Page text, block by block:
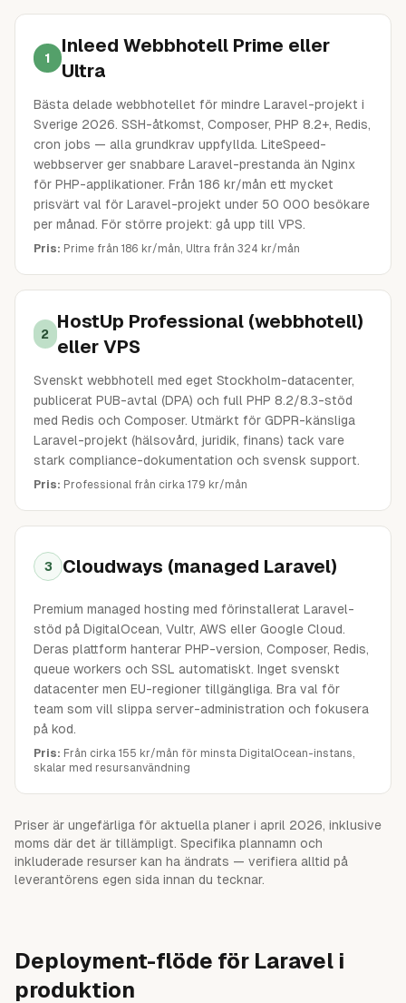
1
Inleed Webbhotell Prime eller
Ultra
Bästa delade webbhotellet för mindre Laravel-projekt i
Sverige 2026. SSH-åtkomst, Composer, PHP 8.2+, Redis,
cron jobs — alla grundkrav uppfyllda. LiteSpeed-
webbserver ger snabbare Laravel-prestanda än Nginx
för PHP-applikationer. Från 186 kr/mån ett mycket
prisvärt val för Laravel-projekt under 50 000 besökare
per månad. För större projekt: gå upp till VPS.
Pris: Prime från 186 kr/mån, Ultra från 324 kr/mån
2
HostUp Professional (webbhotell)
eller VPS
Svenskt webbhotell med eget Stockholm-datacenter,
publicerat PUB-avtal (DPA) och full PHP 8.2/8.3-stöd
med Redis och Composer. Utmärkt för GDPR-känsliga
Laravel-projekt (hälsovård, juridik, finans) tack vare
stark compliance-dokumentation och svensk support.
Pris: Professional från cirka 179 kr/mån
3 Cloudways (managed Laravel)
Premium managed hosting med förinstallerat Laravel-
stöd på DigitalOcean, Vultr, AWS eller Google Cloud.
Deras plattform hanterar PHP-version, Composer, Redis,
queue workers och SSL automatiskt. Inget svenskt
datacenter men EU-regioner tillgängliga. Bra val för
team som vill slippa server-administration och fokusera
på kod.
Pris: Från cirka 155 kr/mån för minsta DigitalOcean-instans,
skalar med resursanvändning
Priser är ungefärliga för aktuella planer i april 2026, inklusive
moms där det är tillämpligt. Specifika plannamn och
inkluderade resurser kan ha ändrats — verifiera alltid på
leverantörens egen sida innan du tecknar.
Deployment-flöde för Laravel i
produktion